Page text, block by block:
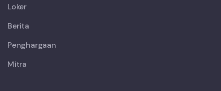
Loker
Berita
Penghargaan
Mitra